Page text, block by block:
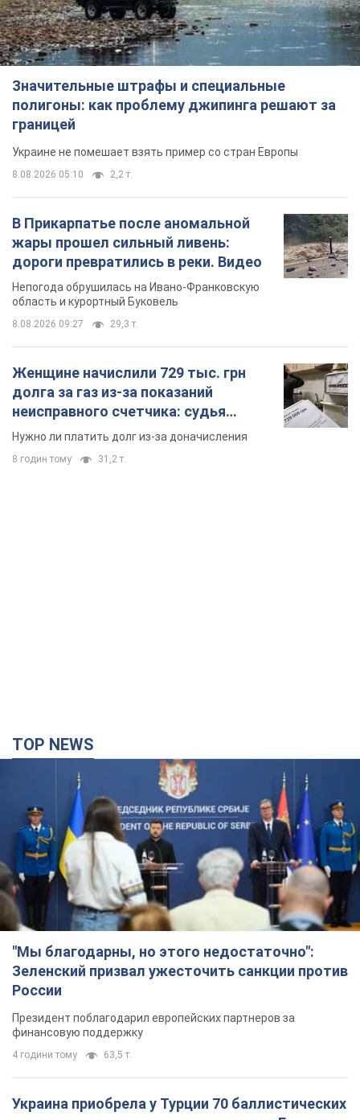
Значительные штрафы и специальные
полигоны: как проблему джипинга решают за
границей
Украине не помешает взять пример со стран Европы
8.08.2026 05:10 2,2 т.
В Прикарпатье после аномальной
жары прошел сильный ливень:
дороги превратились в реки. Видео
Непогода обрушилась на Ивано-Франковскую
область и курортный Буковель
8.08.2026 09:27 29,3 т.
Женщине начислили 729 тыс. грн
долга за газ из-за показаний
неисправного счетчика: судья
вынес неожиданное решение
Нужно ли платить долг из-за доначисления
8 годин тому 31,2 т.
TOP NEWS
"Мы благодарны, но этого недостаточно":
Зеленский призвал ужесточить санкции против
России
Президент поблагодарил европейских партнеров за
финансовую поддержку
4 години тому 63,5 т.
Украина приобрела у Турции 70 баллистических